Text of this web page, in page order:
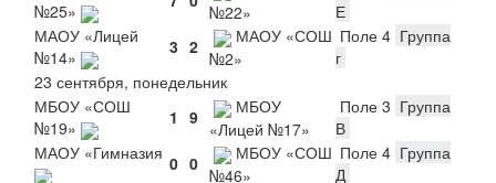
№25»
№22»
Е
МАОУ «Лицей
№14»
3 2
МАОУ «СОШ
№2»
Поле 4 Группа
г
23 сентября, понедельник
МБОУ «СОШ
№19»
1 9
МБОУ
«Лицей №17»
Поле 3 Группа
В
МАОУ «Гимназия 0 0
МБОУ «СОШ
№46»
Поле 4 Группа
Д